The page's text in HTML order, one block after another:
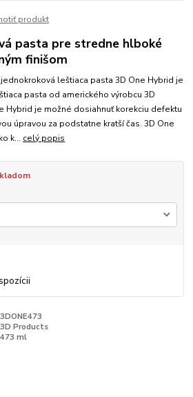
produkt
pasta pre stredne hlboké
finišom
leštiaca pasta 3D One Hybrid je
pasta od amerického výrobcu 3D
Hybrid je možné dosiahnuť korekciu defektu
úpravou za podstatne kratší čas. 3D One
k... celý popis
3DONE473
3D Products
473 ml